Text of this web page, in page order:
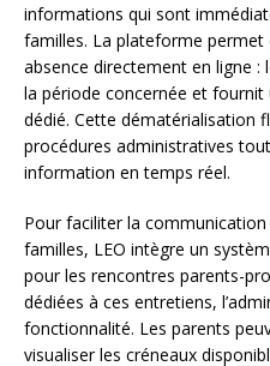
informations qui sont
familles. La plateforme
absence directement en ligne
la période concernée et
dédié. Cette dématérialisation
procédures administratives
information en temps réel.
Pour faciliter la
familles, LEO intègre un
pour les rencontres parents-
dédiées à ces entretiens,
fonctionnalité. Les parents
visualiser les créneaux